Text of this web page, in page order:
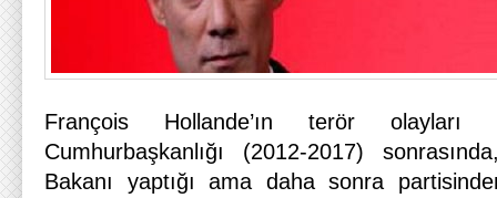
François Hollande’ın terör olayları
Cumhurbaşkanlığı (2012-2017)
Bakanı yaptığı ama daha sonra